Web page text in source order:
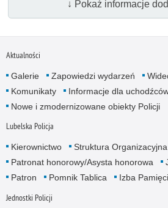
↓ Pokaż informacje
Aktualności
Galerie Zapowiedzi wydarzeń
Komunikaty
Informacje dla
Nowe i zmodernizowane obiekty Policji
Lubelska Policja
Kierownictwo
Struktura Organizacyjna
Patronat honorowy/Asysta honorowa
Patron
Pomnik Tablica Izba Pamięci
Jednostki Policji